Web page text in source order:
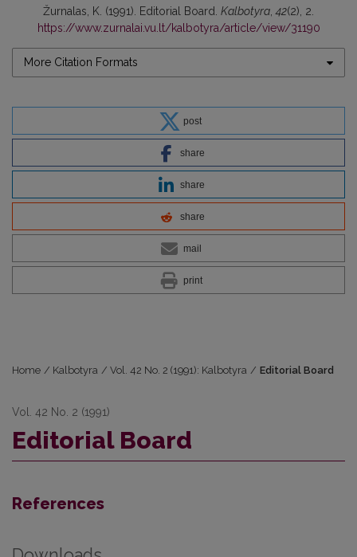
Žurnalas, K. (1991). Editorial Board. Kalbotyra ,42(2), 2.
https://www.zurnalai.vu.lt/kalbotyra/article/view/31190
More Citation Formats
post
share
share
share
mail
print
Home / Kalbotyra / Vol. 42 No. 2 (1991): Kalbotyra / Editorial Board
Vol. 42 No. 2 (1991)
Editorial Board
References